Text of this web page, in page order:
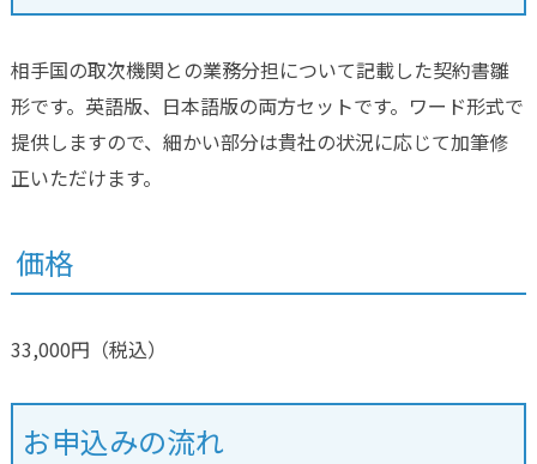
相手国の取次機関との業務分担について記載した契約書雛
形です。英語版、日本語版の両方セットです。ワード形式で
提供しますので、細かい部分は貴社の状況に応じて加筆修
正いただけます。
価格
33,000円（税込）
お申込みの流れ